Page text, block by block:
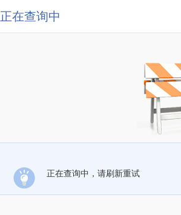
正在查询中
正在查询中，请刷新重试